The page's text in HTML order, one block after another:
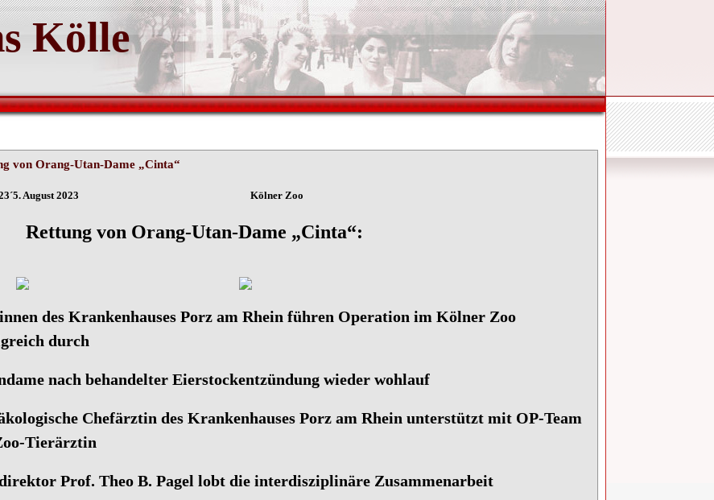
Kölle
von Orang-Utan-Dame „Cinta“
- 23´5. August 2023 Kölner Zoo
von Orang-Utan-Dame „Cinta“:
des Krankenhauses Porz am Rhein führen Operation im Kölner Zoo
durch
nach behandelter Eierstockentzündung wieder wohlauf
Chefärztin des Krankenhauses Porz am Rhein unterstützt mit OP-Team
Tierärztin
Prof. Theo B. Pagel lobt die interdisziplinäre Zusammenarbeit